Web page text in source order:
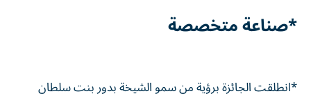
*صناعة متخصصة
*انطلقت الجائزة برؤية من سمو الشيخة بدور بنت سلطان